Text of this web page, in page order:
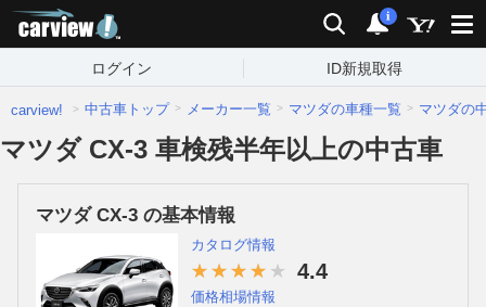
検索 通知
i
ログイン ID新規取得
carview! 中古車トップ メーカー一覧 マツダの車種一覧 マツダの
マツダ CX-3 車検残半年以上の中古車
マツダ CX-3 の基本情報
カタログ情報
4.4
価格相場情報